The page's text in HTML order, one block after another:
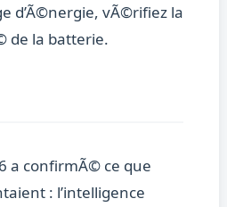
d’Ã©nergie, vÃ©rifiez la
de la batterie.
a confirmÃ© ce que
: l’intelligence